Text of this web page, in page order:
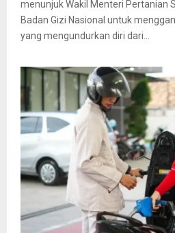
menunjuk Wakil Menteri Pertanian
Badan Gizi Nasional untuk
yang mengundurkan diri dari...